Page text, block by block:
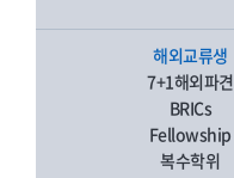
해외교류생
7+1해외파견
BRICs
Fellowship
복수학위